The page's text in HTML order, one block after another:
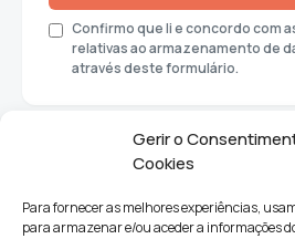
Gerir o
Cookies
Para fornecer as melhores experiências,
para armazenar e/ou aceder a informações
Confirmo que li e concordo com
relativas ao armazenamento de
através deste formulário.